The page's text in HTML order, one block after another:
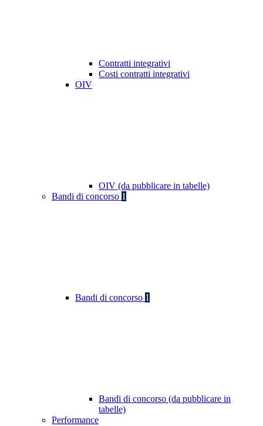
Contratti integrativi
Costi contratti integrativi
OIV
OIV (da pubblicare in tabelle)
Bandi di concorso 1
Bandi di concorso 1
Bandi di concorso (da pubblicare in
tabelle)
Performance